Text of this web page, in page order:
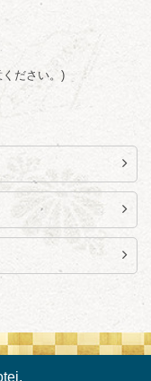
会予約事務局
意ください。)